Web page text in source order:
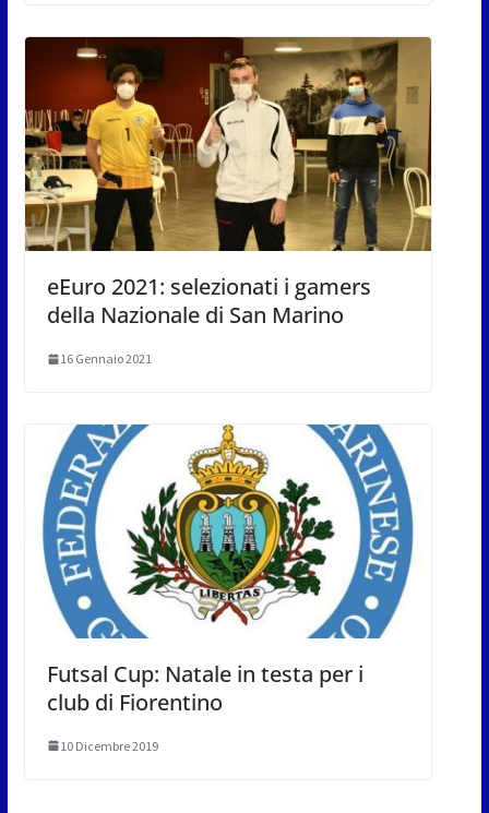
eEuro 2021: selezionati i gamers
della Nazionale di San Marino
16 Gennaio 2021
Futsal Cup: Natale in testa per i
club di Fiorentino
10 Dicembre 2019